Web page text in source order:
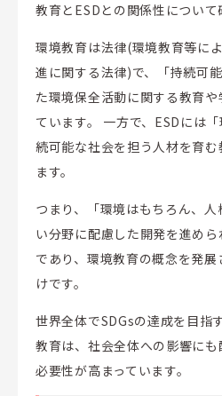
教育とESDとの関係性について
環境教育は法律(環境教育等に
進に関する法律)で、「持続可
た環境保全活動に関する教育
ています。 一方で、ESDには
続可能な社会を担う人材を育
ます。
つまり、「環境はもちろん、
い分野に配慮した開発を進め
であり、環境教育の概念を発
けです。
世界全体でSDGsの達成を目指
教育は、社会全体への影響に
必要性が高まっています。